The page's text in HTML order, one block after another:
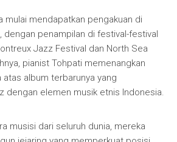
mulai mendapatkan pengakuan di
dengan penampilan di festival-festival
Jazz Festival dan North Sea
pianist Tohpati memenangkan
atas album terbarunya yang
dengan elemen musik etnis Indonesia.
musisi dari seluruh dunia, mereka